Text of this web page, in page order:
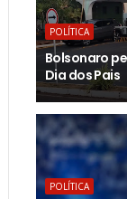
POLÍTICA
Bolsonaro
Dia dos Pais
POLÍTICA